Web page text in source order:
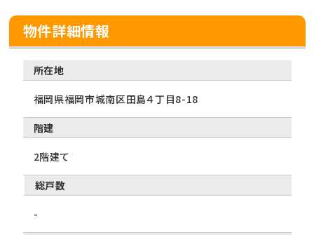
物件詳細情報
所在地
福岡県福岡市城南区田島４丁目8-18
階建
2階建て
総戸数
-